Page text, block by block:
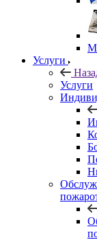
Услуги
Услуги